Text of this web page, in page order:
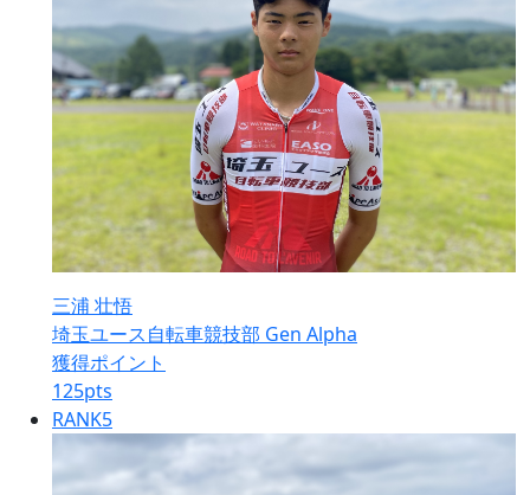
三浦 壮悟
埼玉ユース自転車競技部 Gen Alpha
獲得ポイント
125pts
RANK5